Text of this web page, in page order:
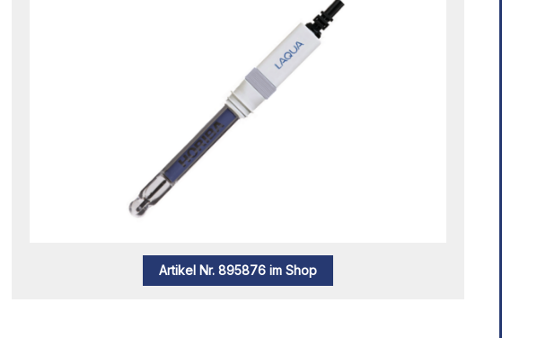
Artikel Nr. 895876 im Shop